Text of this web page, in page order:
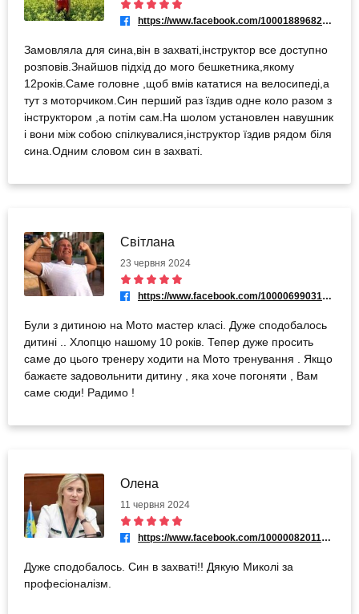
https://www.facebook.com/100018896829747
Замовляла для сина,він в захваті,інструктор все доступно
розповів.Знайшов підхід до мого бешкетника,якому
12років.Саме головне ,щоб вмів кататися на велосипеді,а
тут з моторчиком.Син перший раз їздив одне коло разом з
інструктором ,а потім сам.На шолом установлен навушник
і вони між собою спілкувалися,інструктор їздив рядом біля
сина.Одним словом син в захваті.
Світлана
23 червня 2024
https://www.facebook.com/100006990312924
Були з дитиною на Мото мастер класі. Дуже сподобалось
дитині .. Хлопцю нашому 10 років. Тепер дуже просить
саме до цього тренеру ходити на Мото тренування . Якщо
бажаєте задовольнити дитину , яка хоче погоняти , Вам
саме сюди! Радимо !
Олена
11 червня 2024
https://www.facebook.com/100000820115536
Дуже сподобалось. Син в захваті!! Дякую Миколі за
професіоналізм.